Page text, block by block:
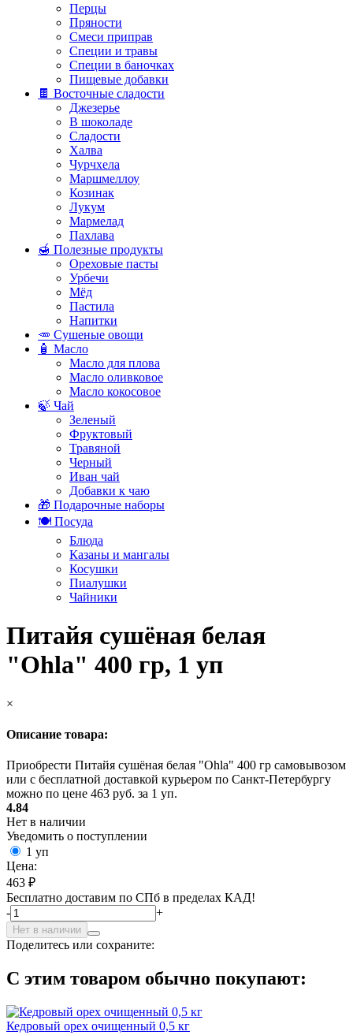
Перцы
Пряности
Смеси приправ
Специи и травы
Специи в баночках
Пищевые добавки
🍫 Восточные сладости
Джезерье
В шоколаде
Сладости
Халва
Чурчхела
Маршмеллоу
Козинак
Лукум
Мармелад
Пахлава
🍯 Полезные продукты
Ореховые пасты
Урбечи
Мёд
Пастила
Напитки
🥕 Сушеные овощи
🧴 Масло
Масло для плова
Масло оливковое
Масло кокосовое
🍃 Чай
Зеленый
Фруктовый
Травяной
Черный
Иван чай
Добавки к чаю
🎁 Подарочные наборы
🍽️ Посуда
Блюда
Казаны и мангалы
Косушки
Пиалушки
Чайники
Питайя сушёная белая
"Ohla" 400 гр, 1 уп
×
Описание товара:
Приобрести Питайя сушёная белая "Ohla" 400 гр самовывозом
или с бесплатной доставкой курьером по Санкт-Петербургу
можно по цене 463 руб. за 1 уп.
4.84
Нет в наличии
Уведомить о поступлении
1 уп
Цена:
463 ₽
Бесплатно доставим по СПб в пределах КАД!
-
+
Нет в наличии
Поделитесь или сохраните:
С этим товаром обычно покупают:
Кедровый орех очищенный 0,5 кг